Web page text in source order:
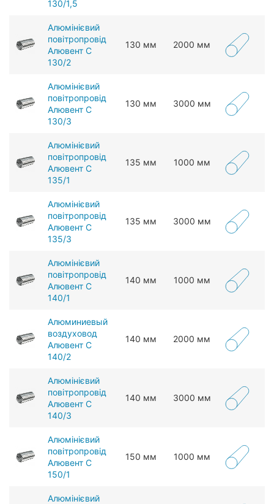
130/1,5
Алюмінієвий
повітропровід
Алювент С
130/2
130 мм 2000 мм
Алюмінієвий
повітропровід
Алювент С
130/3
130 мм 3000 мм
Алюмінієвий
повітропровід
Алювент С
135/1
135 мм 1000 мм
Алюмінієвий
повітропровід
Алювент С
135/3
135 мм 3000 мм
Алюмінієвий
повітропровід
Алювент С
140/1
140 мм 1000 мм
Алюминиевый
воздуховод
Алювент С
140/2
140 мм 2000 мм
Алюмінієвий
повітропровід
Алювент С
140/3
140 мм 3000 мм
Алюмінієвий
повітропровід
Алювент С
150/1
150 мм 1000 мм
Алюмінієвий